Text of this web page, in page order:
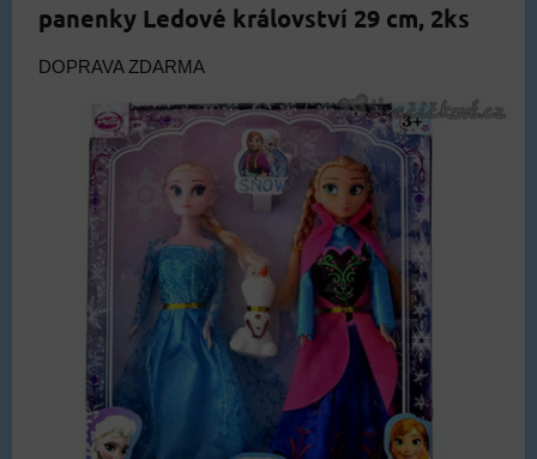
panenky Ledové království 29 cm, 2ks
DOPRAVA ZDARMA